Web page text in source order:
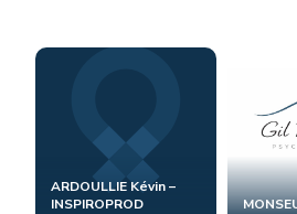
ARDOULLIE Kévin –
INSPIROPROD